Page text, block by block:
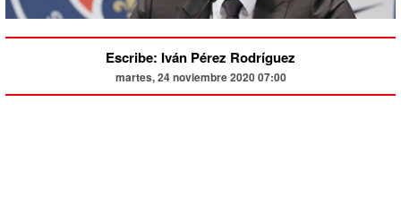
Escribe: Iván Pérez Rodríguez
martes, 24 noviembre 2020 07:00